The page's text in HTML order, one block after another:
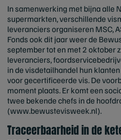
In samenwerking met bijna alle
supermarkten, verschillende
leveranciers organiseren MSC,
Fonds ook dit jaar weer de
september tot en met 2 oktober
leveranciers,
in de visdetailhandel hun
voor gecertificeerde vis. De
moment plaats. Er komt een
twee bekende chefs in de
(www.bewustevisweek.nl).
Traceerbaarheid in de